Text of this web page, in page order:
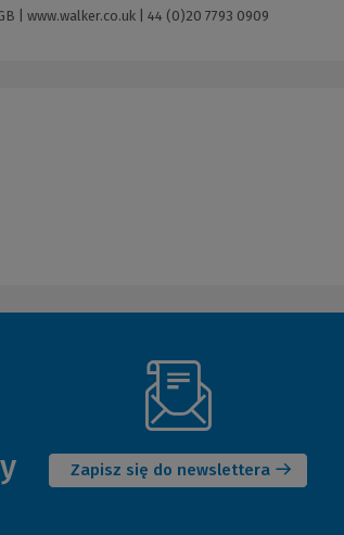
| www.walker.co.uk 44 (0)20 7793 0909
Zapisz się do newslettera
okno)